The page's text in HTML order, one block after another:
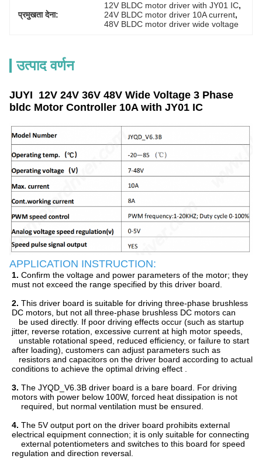
प्रमुखता देना:
12V BLDC motor driver with JY01 IC
24V BLDC motor driver 10A current,
48V BLDC motor driver wide voltage
उत्पाद वर्णन
JUYI 12V 24V 36V 48V Wide Voltage 3 Phase
bldc Motor Controller 10A with JY01 IC
APPLICATION INSTRUCTION:
1. Confirm the voltage and power parameters of the motor; they
must not exceed the range specified by this driver board.
2. This driver board is suitable for driving three-phase brushless
DC motors, but not all three-phase brushless DC motors can
be used directly. If poor driving effects occur (such as startup
jitter, reverse rotation, excessive current at high motor speeds,
unstable rotational speed, reduced efficiency, or failure to start
after loading), customers can adjust parameters such as
resistors and capacitors on the driver board according to actual
conditions to achieve the optimal driving effect .
3. The JYQD_V6.3B driver board is a bare board. For driving
motors with power below 100W, forced heat dissipation is not
required, but normal ventilation must be ensured.
4. The 5V output port on the driver board prohibits external
electrical equipment connection; it is only suitable for connecting
external potentiometers and switches to this board for speed
regulation and direction reversal.